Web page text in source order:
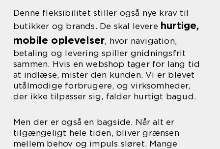
Denne fleksibilitet stiller også nye krav til
butikker og brands. De skal levere hurtige,
mobile oplevelser, hvor navigation,
betaling og levering spiller gnidningsfrit
sammen. Hvis en webshop tager for lang tid
at indlæse, mister den kunden. Vi er blevet
utålmodige forbrugere, og virksomheder,
der ikke tilpasser sig, falder hurtigt bagud.
Men der er også en bagside. Når alt er
tilgængeligt hele tiden, bliver grænsen
mellem behov og impuls sløret. Mange